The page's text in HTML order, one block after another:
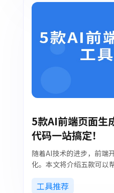
5款AI前端页面生
代码一站搞定！
随着AI技术的进步，前端
化。本文将介绍五款可以
成高质量前端页面的AI工
Webflow、Framer等。
工具推荐